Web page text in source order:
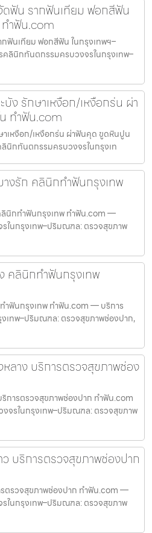
ดฟัน รากฟันเทียม ฟอกสีฟัน
ำฟัน.com
ฟันเทียม ฟอกสีฟัน ในกรุงเทพฯ–
ลินิกทันตกรรมครบวงจรในกรุงเทพ–
ง รักษาเหงือก/เหงือกร่น ผ่า
ทำฟัน.com
เหงือก/เหงือกร่น ผ่าฟันคุด ขูดหินปูน
กทันตกรรมครบวงจรในกรุงเท
งรัก คลินิกทำฟันกรุงเทพ
นิกทำฟันกรุงเทพ ทำฟัน.com —
ในกรุงเทพ–ปริมณฑล: ตรวจสุขภาพ
คลินิกทำฟันกรุงเทพ
ฟันกรุงเทพ ทำฟัน.com — บริการ
เทพ–ปริมณฑล: ตรวจสุขภาพช่องปาก,
ลาง บริการตรวจสุขภาพช่อง
การตรวจสุขภาพช่องปาก ทำฟัน.com
รในกรุงเทพ–ปริมณฑล: ตรวจสุขภาพ
บริการตรวจสุขภาพช่องปาก
ตรวจสุขภาพช่องปาก ทำฟัน.com —
ในกรุงเทพ–ปริมณฑล: ตรวจสุขภาพ